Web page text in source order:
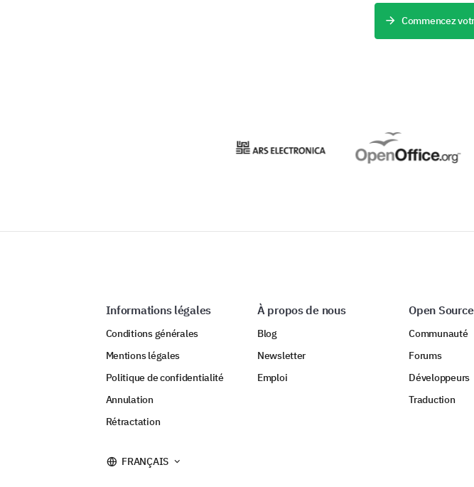
PROPULSÉ PAR
Commencez
Informations légales
Conditions générales
Mentions légales
Politique de confidentialité
Annulation
Rétractation
À propos de nous
Blog
Newsletter
Emploi
Open Source
Communauté
Forums
Développeurs
Traduction
FRANÇAIS